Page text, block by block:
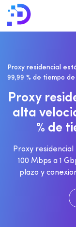
Proxy residencial
99,99 % de tiempo
PROXY RESID
ALTA VELOCI
% DE TI
Proxy
100 Mbps a 1
plazo y